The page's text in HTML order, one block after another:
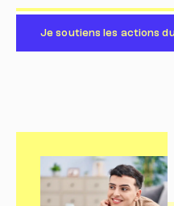
Je soutiens les actions